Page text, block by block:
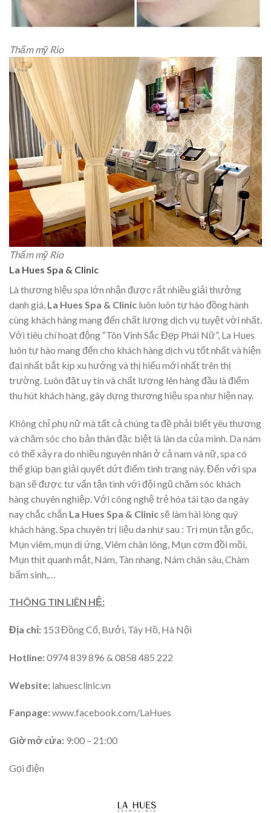
Thẩm mỹ Rio
Thẩm mỹ Rio
La Hues Spa & Clinic
Là thương hiệu spa lớn nhận được rất nhiều giải thưởng
danh giá, La Hues Spa & Clinic luôn luôn tự hào đồng hành
cùng khách hàng mang đến chất lượng dịch vụ tuyệt vời nhất.
Với tiêu chí hoạt động “Tôn Vinh Sắc Đẹp Phái Nữ”, La Hues
luôn tự hào mang đến cho khách hàng dịch vụ tốt nhất và hiện
đại nhất bắt kịp xu hướng và thị hiếu mới nhất trên thị
trường. Luôn đặt uy tín và chất lượng lên hàng đầu là điểm
thu hút khách hàng, gây dựng thương hiệu spa như hiện nay.
Không chỉ phụ nữ mà tất cả chúng ta đề phải biết yêu thương
và chăm sóc cho bản thân đặc biệt là làn da của mình. Da nám
có thể xảy ra do nhiều nguyên nhân ở cả nam và nữ, spa có
thể giúp bạn giải quyết dứt điểm tình trạng này. Đến với spa
bạn sẽ được tư vấn tận tình với đội ngũ chăm sóc khách
hàng chuyên nghiệp. Với công nghệ trẻ hóa tái tạo da ngày
nay chắc chắn La Hues Spa & Clinicsẽ làm hài lòng quý
khách hàng. Spa chuyên trị liệu da như sau : Trị mụn tận gốc,
Mụn viêm, mụn dị ứng, Viêm chân lông, Mụn cơm đồi mồi,
Mụn thịt quanh mắt, Nám, Tàn nhang, Nám chân sâu, Chàm
bẩm sinh,…
THÔNG TIN LIÊN HỆ:
Địa chỉ: 153 Đồng Cổ, Bưởi, Tây Hồ, Hà Nội
Hotline:0974 839 896 & 0858 485 222
Website: lahuesclinic.vn
Fanpage:www.facebook.com/LaHues
Giờ mở cửa: 9:00 – 21:00
Gọi điện